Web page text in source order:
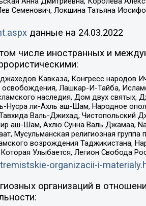
Семенович, Локшина Татьяна
данные на 24.03.2022
числе иностранных и
Кавказа, Конгресс народов
Лашкар-И-Тайба,
наследия, Дом двух
Нусра ли-Ахль аш-Шам, Народное
Валь-Джихад, Чистопольский
аш-Шам, Ахлю Сунна Валь Джамаа,
Мусульманская религиозная
возрождения Таджикистана,
Улыбается, Легион Свобода
organizacii-i-
организаций в